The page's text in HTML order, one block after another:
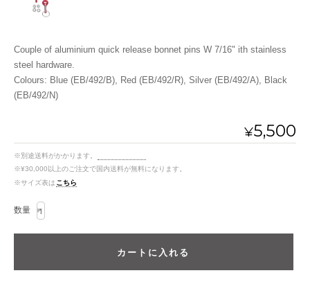
Couple of aluminium quick release bonnet pins W 7/16" ith stainless
steel hardware.
Colours: Blue (EB/492/B), Red (EB/492/R), Silver (EB/492/A), Black
(EB/492/N)
¥5,500
※別途送料がかかります。
※¥30,000以上のご注文で国内送料が無料になります。
※サイズ表は こちら
数量